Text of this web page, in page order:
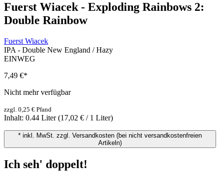
Fuerst Wiacek - Exploding Rainbows 2:
Double Rainbow
Fuerst Wiacek
IPA - Double New England / Hazy
EINWEG
7,49 €*
Nicht mehr verfügbar
zzgl. 0,25 € Pfand
Inhalt: 0.44 Liter(17,02 € / 1 Liter)
* inkl. MwSt. zzgl. Versandkosten (bei nicht versandkostenfreien
Artikeln)
Ich seh' doppelt!